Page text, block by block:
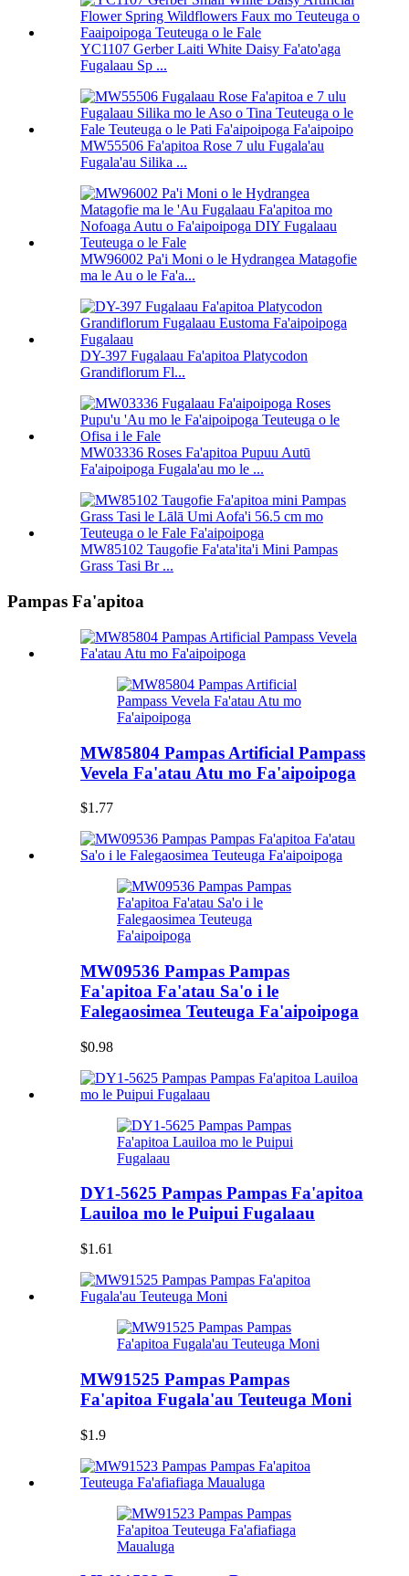
YC1107 Gerber Laiti White Daisy Fa'ato'aga
Fugalaau Sp ...
MW55506 Fa'apitoa Rose 7 ulu Fugala'au
Fugala'au Silika ...
MW96002 Pa'i Moni o le Hydrangea Matagofie
ma le Au o le Fa'a...
DY-397 Fugalaau Fa'apitoa Platycodon
Grandiflorum Fl...
MW03336 Roses Fa'apitoa Pupuu Autū
Fa'aipoipoga Fugala'au mo le ...
MW85102 Taugofie Fa'ata'ita'i Mini Pampas
Grass Tasi Br ...
Pampas Fa'apitoa
MW85804 Pampas Artificial Pampass
Vevela Fa'atau Atu mo Fa'aipoipoga
$1.77
MW09536 Pampas Pampas
Fa'apitoa Fa'atau Sa'o i le
Falegaosimea Teuteuga Fa'aipoipoga
$0.98
DY1-5625 Pampas Pampas Fa'apitoa
Lauiloa mo le Puipui Fugalaau
$1.61
MW91525 Pampas Pampas
Fa'apitoa Fugala'au Teuteuga Moni
$1.9